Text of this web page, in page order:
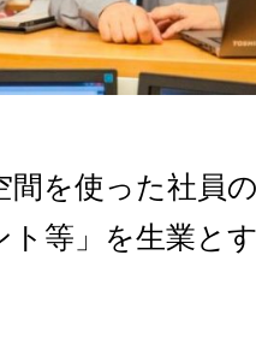
を使った社員
ト等」を生業と